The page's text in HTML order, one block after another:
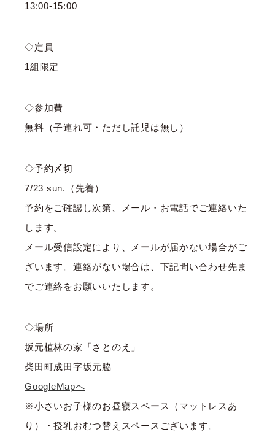
13:00-15:00
◇定員
1組限定
◇参加費
無料（子連れ可・ただし託児は無し）
◇予約〆切
7/23 sun.（先着）
予約をご確認し次第、メール・お電話でご連絡いた
します。
メール受信設定により、メールが届かない場合がご
ざいます。連絡がない場合は、下記問い合わせ先ま
でご連絡をお願いいたします。
◇場所
坂元植林の家「さとのえ」
柴田町成田字坂元脇
GoogleMapへ
※小さいお子様のお昼寝スペース（マットレスあ
り）・授乳おむつ替えスペースございます。